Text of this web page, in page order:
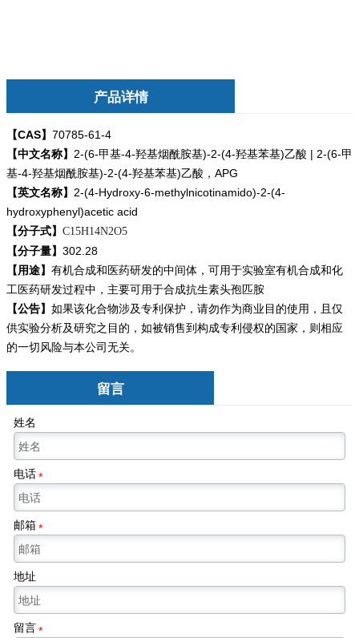
产品详情
【CAS】 70785-61-4
【中文名称】 2-(6-甲基-4-羟基烟酰胺基)-2-(4-羟基苯基)乙酸 | 2-(6-甲
基-4-羟基烟酰胺基)-2-(4-羟基苯基)乙酸，APG
【英文名称】 2-(4-Hydroxy-6-methylnicotinamido)-2-(4-
hydroxyphenyl)acetic acid
【分子式】 C15H14N2O5
【分子量】 302.28
【用途】 有机合成和医药研发的中间体，可用于实验室有机合成和化
工医药研发过程中，主要可用于合成抗生素头孢匹胺
【公告】 如果该化合物涉及专利保护，请勿作为商业目的使用，且仅
供实验分析及研究之目的，如被销售到构成专利侵权的国家，则相应
的一切风险与本公司无关。
留言
姓名
电话*
邮箱*
地址
留言*